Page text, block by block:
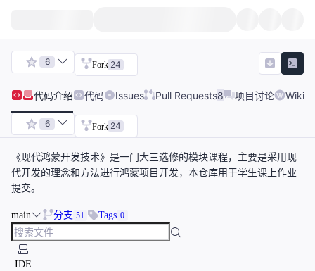
6 Fork 24
代码介绍 代码 Issues Pull Requests8 项目讨论 Wiki
6 Fork 24
《现代鸿蒙开发技术》是一门大三选修的模块课程，主要是采用现
代开发的理念和方法进行鸿蒙项目开发，本仓库用于学生课上作业
提交。
main 分支 51 Tags 0
IDE